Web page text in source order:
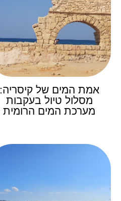
אמת המים של קיסריה:
מסלול טיול בעקבות
מערכת המים הרומית